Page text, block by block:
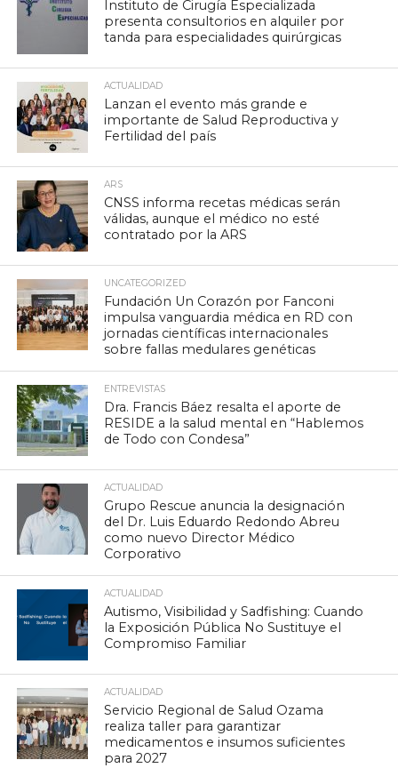
Instituto de Cirugía Especializada
presenta consultorios en alquiler por
tanda para especialidades quirúrgicas
ACTUALIDAD
Lanzan el evento más grande e
importante de Salud Reproductiva y
Fertilidad del país
ARS
CNSS informa recetas médicas serán
válidas, aunque el médico no esté
contratado por la ARS
UNCATEGORIZED
Fundación Un Corazón por Fanconi
impulsa vanguardia médica en RD con
jornadas científicas internacionales
sobre fallas medulares genéticas
ENTREVISTAS
Dra. Francis Báez resalta el aporte de
RESIDE a la salud mental en “Hablemos
de Todo con Condesa”
ACTUALIDAD
Grupo Rescue anuncia la designación
del Dr. Luis Eduardo Redondo Abreu
como nuevo Director Médico
Corporativo
ACTUALIDAD
Autismo, Visibilidad y Sadfishing: Cuando
la Exposición Pública No Sustituye el
Compromiso Familiar
ACTUALIDAD
Servicio Regional de Salud Ozama
realiza taller para garantizar
medicamentos e insumos suficientes
para 2027